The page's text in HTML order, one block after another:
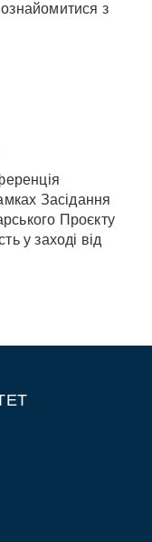
з
Засідання
Проєкту
у заході від